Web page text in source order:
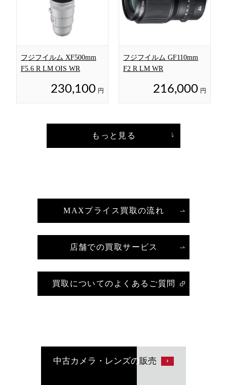
フジフイルム XF500mm
F5.6 R LM OIS WR
230,100 円
フジフイルム GF110mm
F2 R LM WR
216,000 円
もっと見る
MAXプライス買取の流れ
店舗での買取サービス
買取についてのよくあるご質問
中古カメラ・レンズの販売